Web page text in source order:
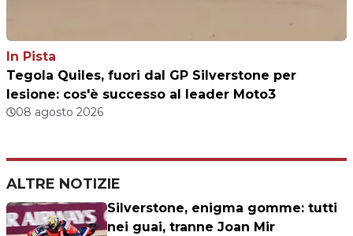
In Pista
Tegola Quiles, fuori dal GP Silverstone per
lesione: cos'è successo al leader Moto3
08 agosto 2026
ALTRE NOTIZIE
Silverstone, enigma gomme: tutti
nei guai, tranne Joan Mir